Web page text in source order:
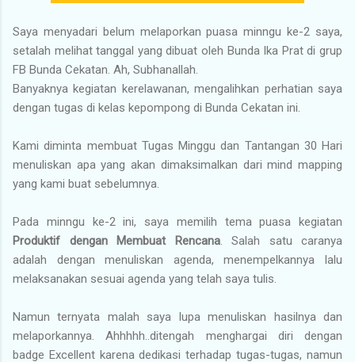
Saya menyadari belum melaporkan puasa minngu ke-2 saya,
setalah melihat tanggal yang dibuat oleh Bunda Ika Prat di grup
FB Bunda Cekatan. Ah, Subhanallah.
Banyaknya kegiatan kerelawanan, mengalihkan perhatian saya
dengan tugas di kelas kepompong di Bunda Cekatan ini.
Kami diminta membuat Tugas Minggu dan Tantangan 30 Hari
menuliskan apa yang akan dimaksimalkan dari mind mapping
yang kami buat sebelumnya.
Pada minngu ke-2 ini, saya memilih tema puasa kegiatan
Produktif dengan Membuat Rencana. Salah satu caranya
adalah dengan menuliskan agenda, menempelkannya lalu
melaksanakan sesuai agenda yang telah saya tulis.
Namun ternyata malah saya lupa menuliskan hasilnya dan
melaporkannya. Ahhhhh..ditengah menghargai diri dengan
badge Excellent karena dedikasi terhadap tugas-tugas, namun